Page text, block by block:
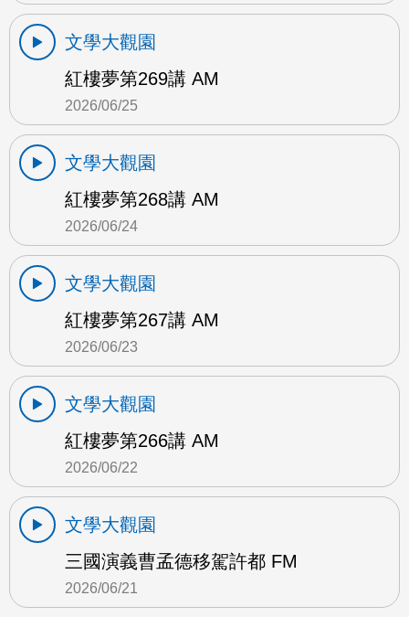
文學大觀園
紅樓夢第269講 AM
2026/06/25
文學大觀園
紅樓夢第268講 AM
2026/06/24
文學大觀園
紅樓夢第267講 AM
2026/06/23
文學大觀園
紅樓夢第266講 AM
2026/06/22
文學大觀園
三國演義曹孟德移駕許都 FM
2026/06/21